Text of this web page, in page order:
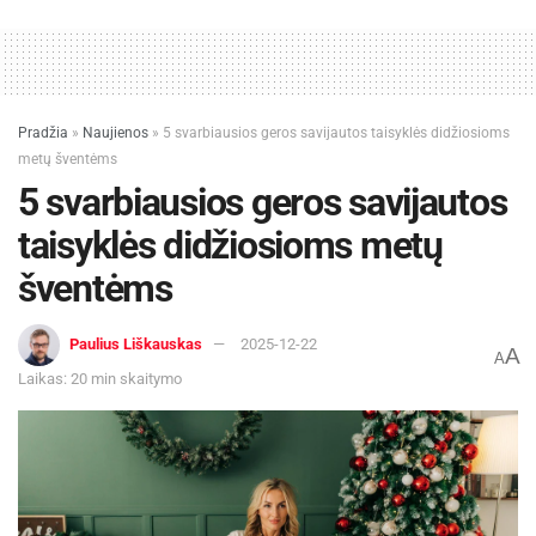
Pradžia » Naujienos » 5 svarbiausios geros savijautos taisyklės didžiosioms
metų šventėms
5 svarbiausios geros savijautos
taisyklės didžiosioms metų
šventėms
Paulius Liškauskas
2025-12-22
Laikas: 20 min skaitymo
AA